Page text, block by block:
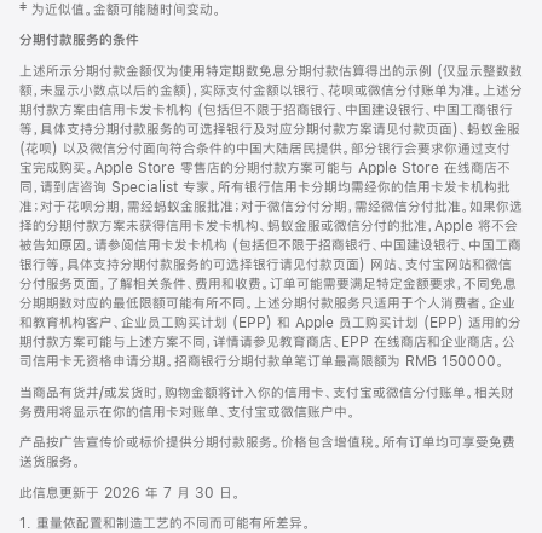
页
页
脚
注
‡ 为近似值。金额可能随时间变动。
分期付款服务的条件
上述所示分期付款金额仅为使用特定期数免息分期付款估算得出的示例 (仅显示整数数
额，未显示小数点以后的金额)，实际支付金额以银行、花呗或微信分付账单为准。上述分
期付款方案由信用卡发卡机构 (包括但不限于招商银行、中国建设银行、中国工商银行
等，具体支持分期付款服务的可选择银行及对应分期付款方案请见付款页面)、蚂蚁金服
(花呗) 以及微信分付面向符合条件的中国大陆居民提供。部分银行会要求你通过支付
宝完成购买。Apple Store 零售店的分期付款方案可能与 Apple Store 在线商店不
同，请到店咨询 Specialist 专家。所有银行信用卡分期均需经你的信用卡发卡机构批
准；对于花呗分期，需经蚂蚁金服批准；对于微信分付分期，需经微信分付批准。如果你选
择的分期付款方案未获得信用卡发卡机构、蚂蚁金服或微信分付的批准，Apple 将不会
被告知原因。请参阅信用卡发卡机构 (包括但不限于招商银行、中国建设银行、中国工商
银行等，具体支持分期付款服务的可选择银行请见付款页面) 网站、支付宝网站和微信
分付服务页面，了解相关条件、费用和收费。订单可能需要满足特定金额要求，不同免息
分期期数对应的最低限额可能有所不同。上述分期付款服务只适用于个人消费者。企业
和教育机构客户、企业员工购买计划 (EPP) 和 Apple 员工购买计划 (EPP) 适用的分
期付款方案可能与上述方案不同，详情请参见教育商店、EPP 在线商店和企业商店。公
司信用卡无资格申请分期。招商银行分期付款单笔订单最高限额为 RMB 150000。
当商品有货并/或发货时，购物金额将计入你的信用卡、支付宝或微信分付账单。相关财
务费用将显示在你的信用卡对账单、支付宝或微信账户中。
产品按广告宣传价或标价提供分期付款服务。价格包含增值税。所有订单均可享受免费
送货服务。
此信息更新于 2026 年 7 月 30 日。
1. 重量依配置和制造工艺的不同而可能有所差异。